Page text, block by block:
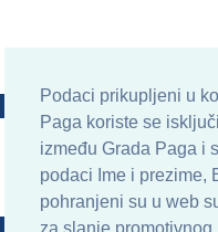
Podaci prikupljeni u
Paga koriste se
između Grada Paga i
podaci Ime i prezime,
pohranjeni su u web